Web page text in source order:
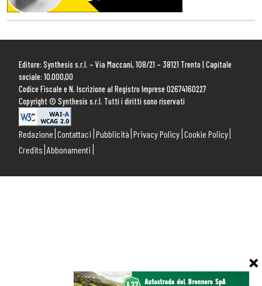
Editore: Synthesis s.r.l. – Via Maccani, 108/21 – 38121 Trento | Capitale
sociale: 10.000,00
Codice Fiscale e N. Iscrizione al Registro Imprese 02674160227
Copyright © Synthesis s.r.l. Tutti i diritti sono riservati
Redazione Contattaci Pubblicità Privacy Policy Cookie Policy
Credits Abbonamenti